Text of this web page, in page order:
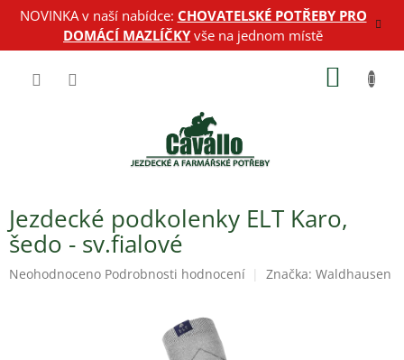
PřejítNOVINKA v naší nabídce: CHOVATELSKÉ POTŘEBY PRO
DOMÁCÍ MAZLÍČKYvše na jednom místě
Jezdecké podkolenky ELT Karo,
šedo - sv.fialové
Průměrné
Neohodnoceno Podrobnosti hodnocení Značka: Waldhausen